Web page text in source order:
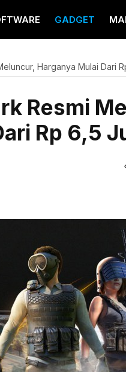
GADGET
Harganya Mulai Dari
Resmi
Rp 6,5